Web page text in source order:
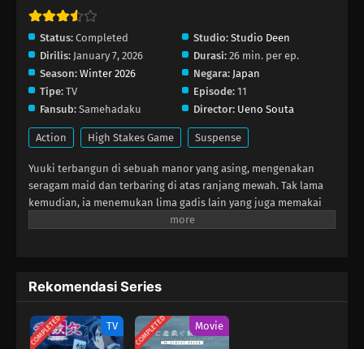
Status: Completed Studio: Studio Deen
Dirilis: January 7, 2026 Durasi: 26 min. per ep.
Season: Winter 2026 Negara: Japan
Tipe: TV Episode: 11
Fansub: Samehadaku Director: Ueno Souta
Action High Stakes Game Suspense
Yuuki terbangun di sebuah manor yang asing, mengenakan
seragam maid dan terbaring di atas ranjang mewah. Tak lama
kemudian, ia menemukan lima gadis lain yang juga memakai
pakaian serupa. Inilah Ghost House, dan satu-satunya cara
tampak tak ada harapan dan menakutkan bagi semua orang di
sana… ya, kecuali Yuuki. Karena bagi dia, ini sudah menjadi
pekerjaan sejak berusia tujuh belas tahun. Kira‑kira aneh, kan?
Ia pun setuju. Tapi begitulah hidup beberapa orang—
Rekomendasi Series
COMPLETED TV COMPLETED Movie